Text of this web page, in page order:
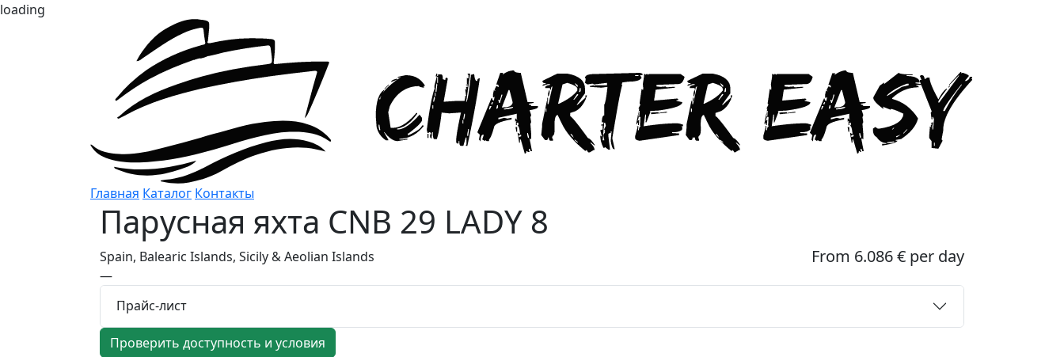
loading
Главная Каталог Контакты
Парусная яхта CNB 29 LADY 8
From 6.086 € per day
Spain, Balearic Islands, Sicily & Aeolian Islands
—
Прайс-лист
Проверить доступность и условия